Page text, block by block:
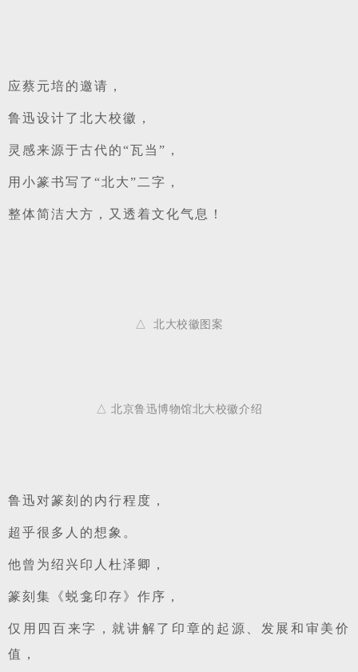
应蔡元培的邀请，
鲁迅设计了北大校徽，
灵感来源于古代的“瓦当”，
用小篆书写了“北大”二字，
整体简洁大方，又透着文化气息！
△  北大校徽图案
△ 北京鲁迅博物馆北大校徽介绍
鲁迅对篆刻的内行程度，
超乎很多人的想象。
他曾为绍兴印人杜泽卿，
篆刻集《蜕龛印存》作序，
仅用四百来字，就讲解了印章的起源、发展和审美价
值，